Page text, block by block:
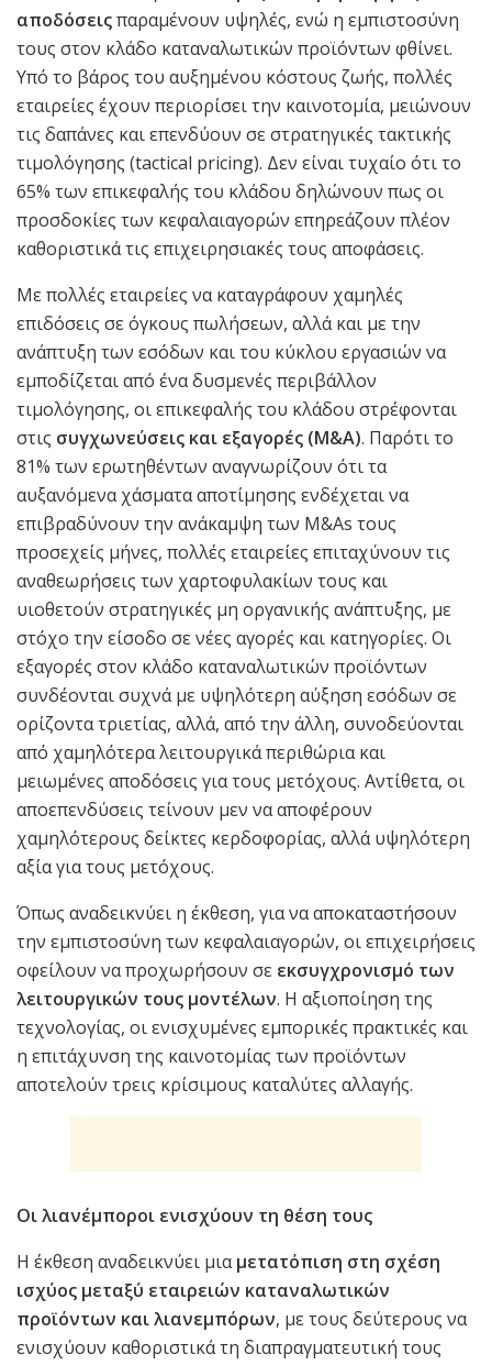
αποδόσειςπαραμένουν υψηλές, ενώ η εμπιστοσύνη
τους στον κλάδο καταναλωτικών προϊόντων φθίνει.
Υπό το βάρος του αυξημένου κόστους ζωής, πολλές
εταιρείες έχουν περιορίσει την καινοτομία, μειώνουν
τις δαπάνες και επενδύουν σε στρατηγικές τακτικής
τιμολόγησης (tactical pricing). Δεν είναι τυχαίο ότι το
65% των επικεφαλής του κλάδου δηλώνουν πως οι
προσδοκίες των κεφαλαιαγορών επηρεάζουν πλέον
καθοριστικά τις επιχειρησιακές τους αποφάσεις.
Με πολλές εταιρείες να καταγράφουν χαμηλές
επιδόσεις σε όγκους πωλήσεων, αλλά και με την
ανάπτυξη των εσόδων και του κύκλου εργασιών να
εμποδίζεται από ένα δυσμενές περιβάλλον
τιμολόγησης, οι επικεφαλής του κλάδου στρέφονται
στις συγχωνεύσεις και εξαγορές (M&A). Παρότι το
81% των ερωτηθέντων αναγνωρίζουν ότι τα
αυξανόμενα χάσματα αποτίμησης ενδέχεται να
επιβραδύνουν την ανάκαμψη των M&As τους
προσεχείς μήνες, πολλές εταιρείες επιταχύνουν τις
αναθεωρήσεις των χαρτοφυλακίων τους και
υιοθετούν στρατηγικές μη οργανικής ανάπτυξης, με
στόχο την είσοδο σε νέες αγορές και κατηγορίες. Οι
εξαγορές στον κλάδο καταναλωτικών προϊόντων
συνδέονται συχνά με υψηλότερη αύξηση εσόδων σε
ορίζοντα τριετίας, αλλά, από την άλλη, συνοδεύονται
από χαμηλότερα λειτουργικά περιθώρια και
μειωμένες αποδόσεις για τους μετόχους. Αντίθετα, οι
αποεπενδύσεις τείνουν μεν να αποφέρουν
χαμηλότερους δείκτες κερδοφορίας, αλλά υψηλότερη
αξία για τους μετόχους.
Όπως αναδεικνύει η έκθεση, για να αποκαταστήσουν
την εμπιστοσύνη των κεφαλαιαγορών, οι επιχειρήσεις
οφείλουν να προχωρήσουν σε εκσυγχρονισμό των
λειτουργικών τους μοντέλων. Η αξιοποίηση της
τεχνολογίας, οι ενισχυμένες εμπορικές πρακτικές και
η επιτάχυνση της καινοτομίας των προϊόντων
αποτελούν τρεις κρίσιμους καταλύτες αλλαγής.
Οι λιανέμποροι ενισχύουν τη θέση τους
Η έκθεση αναδεικνύει μιαμετατόπιση στη σχέση
ισχύος μεταξύ εταιρειών καταναλωτικών
προϊόντων και λιανεμπόρων, με τους δεύτερους να
ενισχύουν καθοριστικά τη διαπραγματευτική τους